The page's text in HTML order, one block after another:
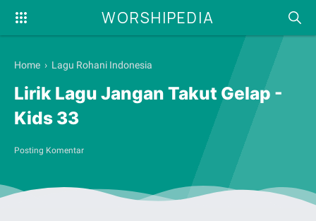
WORSHIPEDIA
Home › Lagu Rohani Indonesia
Lirik Lagu Jangan Takut Gelap -
Kids 33
Posting Komentar